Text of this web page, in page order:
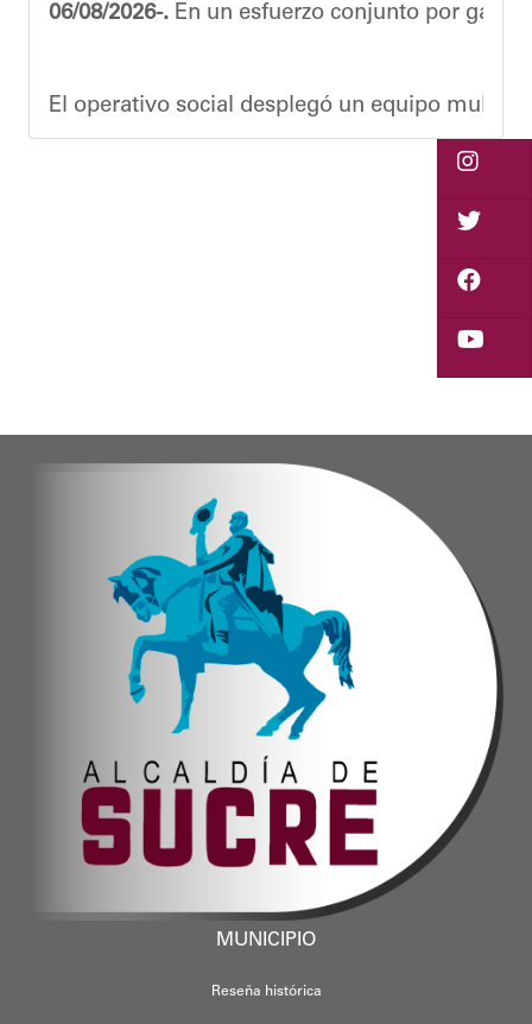
06/08/2026-. En un esfuerzo conjunto por
El operativo social desplegó un equipo
Eudicis Viva, habitante de la comunidad y
Esta iniciativa se enmarca en la política
MUNICIPIO
Reseña histórica